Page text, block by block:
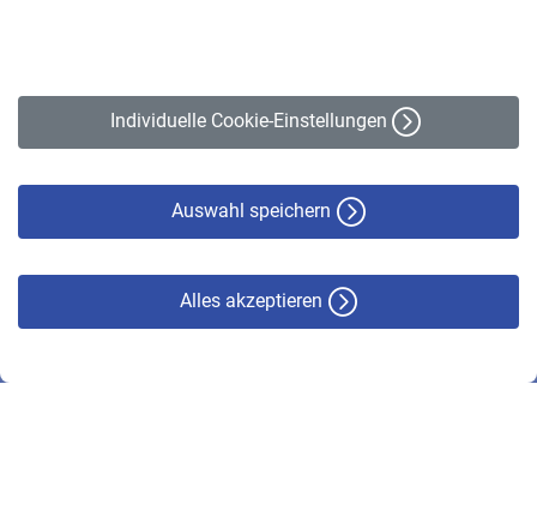
Individuelle Cookie-Einstellungen
Auswahl speichern
Alles akzeptieren
Erklärung zur Barrierefreiheit
© VBL 2026